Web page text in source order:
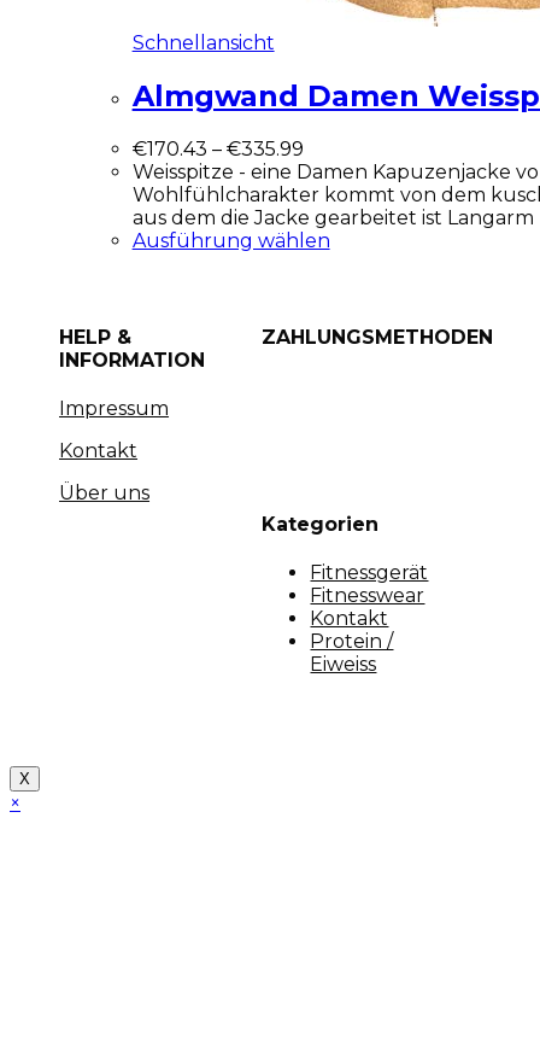
Schnellansicht
Almgwand Damen
€170.43 – €335.99
Weisspitze - eine Damen Kapuzenjacke
Wohlfühlcharakter kommt von dem
aus dem die Jacke gearbeitet ist Langarm
Ausführung wählen
HELP &
INFORMATION
Impressum
Kontakt
Über uns
ZAHLUNGSMETHODEN
Kategorien
Fitnessgerät
Fitnesswear
Kontakt
Protein /
Eiweiss
X
×